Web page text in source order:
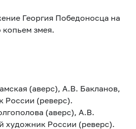
Георгия Победоносца на
змея.
(аверс), А.В. Бакланов,
России (реверс).
(аверс), А.В.
художник России (реверс).